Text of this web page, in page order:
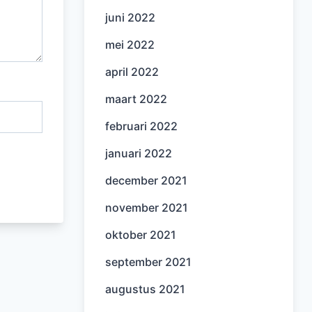
juni 2022
mei 2022
april 2022
maart 2022
februari 2022
januari 2022
december 2021
november 2021
oktober 2021
september 2021
augustus 2021